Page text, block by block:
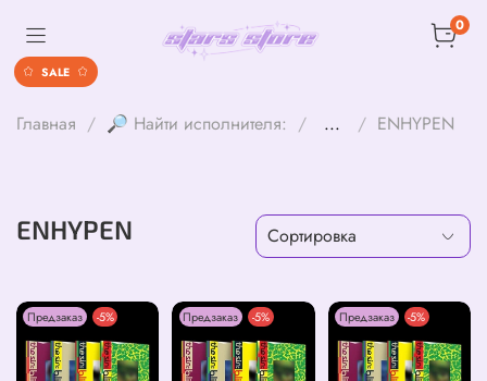
0
Главная 🔎 Найти исполнителя: ... ENHYPEN
ENHYPEN
Предзаказ -5% Предзаказ -5% Предзаказ -5%